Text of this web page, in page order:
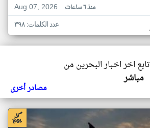
Aug 07, 2026
منذ ٦ ساعات
عدد الكلمات: ٣٩٨
تابع اخر اخبار البحرين من
مباشر
مصادر أخرى